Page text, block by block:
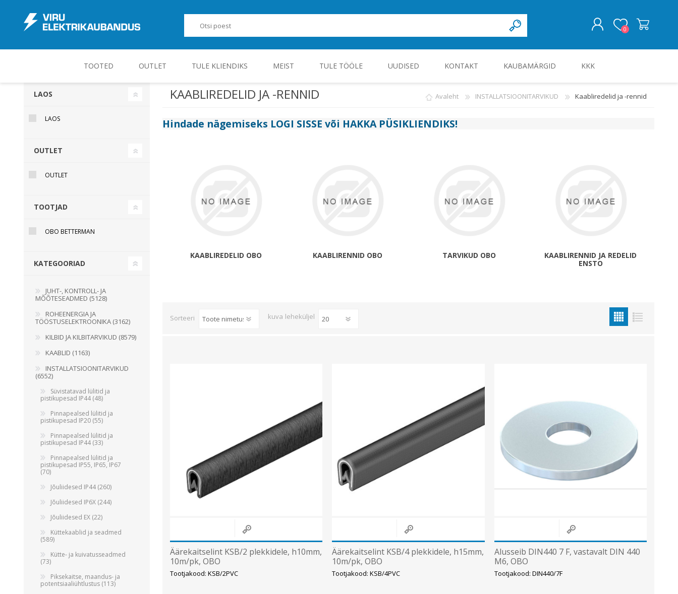
0
TOOTED
JUHT-, KONTROLL- JA MÕÕTESEADMED
Pooljuhtreleed
Vaata kõiki
ROHEENERGIA JA TÖÖSTUSELEKTROONIKA
Elektriautode laadijad ja komponendid
Metallkilbid, pindpaigaldus
Vaskkaablid ja -juhtmed
Painduvad kontrollkaablid
Nõrkvoolukaablid
Süvistatavad lülitid ja pistikupesad IP44
Pinnapealsed lülitid ja pistikupesad IP20
Pinnapealsed lülitid ja pistikupesad IP44
Tulekindlad valgustid ja tarvikud
OUTLET TULE KLIENDIKS MEIST TULE TÖÖLE UUDISED KONTAKT KAUBAMÄRGID KKK
KAABLIREDELID JA -RENNID Avaleht INSTALLATSIOONITARVIKUD Kaabliredelid ja -rennid
Hindade nägemiseks LOGI SISSE või HAKKA PÜSIKLIENDIKS!
KAABLIREDELID OBO KAABLIRENNID OBO TARVIKUD OBO
KAABLIRENNID JA REDELID
ENSTO
Sorteeri kuva leheküljel
Äärekaitselint KSB/2 plekkidele, h10mm,
10m/pk, OBO
Tootjakood: KSB/2PVC
Äärekaitselint KSB/4 plekkidele, h15mm,
10m/pk, OBO
Tootjakood: KSB/4PVC
Alusseib DIN440 7 F, vastavalt DIN 440
M6, OBO
Tootjakood: DIN440/7F
LAOS
LAOS
OUTLET
OUTLET
TOOTJAD
OBO BETTERMAN
KATEGOORIAD
JUHT-, KONTROLL- JA
MÕÕTESEADMED (5128)
ROHEENERGIA JA
TÖÖSTUSELEKTROONIKA (3162)
KILBID JA KILBITARVIKUD (8579)
KAABLID (1163)
INSTALLATSIOONITARVIKUD
(6552)
Süvistatavad lülitid ja
pistikupesad IP44 (48)
Pinnapealsed lülitid ja
pistikupesad IP20 (55)
Pinnapealsed lülitid ja
pistikupesad IP44 (33)
Pinnapealsed lülitid ja
pistikupesad IP55, IP65, IP67
(70)
Jõuliidesed IP44 (260)
Jõuliidesed IP6X (244)
Jõuliidesed EX (22)
Küttekaablid ja seadmed
(589)
Kütte- ja kuivatusseadmed
(73)
Piksekaitse, maandus- ja
potentsiaaliühtlustus (113)